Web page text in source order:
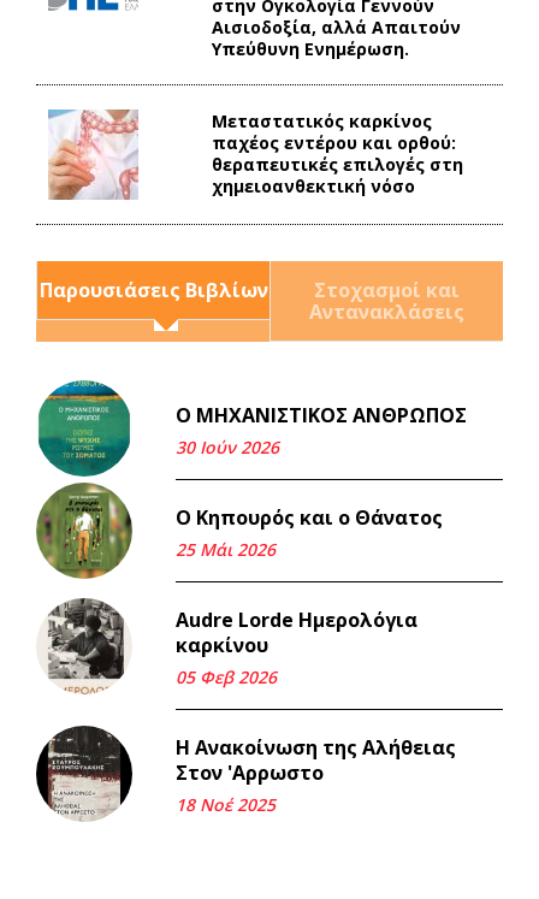
στην Ογκολογία Γεννούν
Αισιοδοξία, αλλά Απαιτούν
Υπεύθυνη Ενημέρωση.
Mεταστατικός καρκίνος
παχέος εντέρου και ορθού:
θεραπευτικές επιλογές στη
χημειοανθεκτική νόσο
Παρουσιάσεις Βιβλίων
Στοχασμοί και
Αντανακλάσεις
Ο ΜΗΧΑΝΙΣΤΙΚΟΣ ΑΝΘΡΩΠΟΣ
30 Ιούν 2026
Ο Κηπουρός και ο Θάνατος
25 Μάι 2026
Audre Lorde Ημερολόγια
καρκίνου
05 Φεβ 2026
Η Ανακοίνωση της Αλήθειας
Στον 'Αρρωστο
18 Νοέ 2025
Και τα λεφτά ξαναγυρίζουν
σε σένα.
Μνήμη Νίκου Μαλάμου
Iμάντες και μετα - πράτες
(βαποράκια) μέρος
δεύτερον, με τον τρόπο του
06 Φεβ 2026